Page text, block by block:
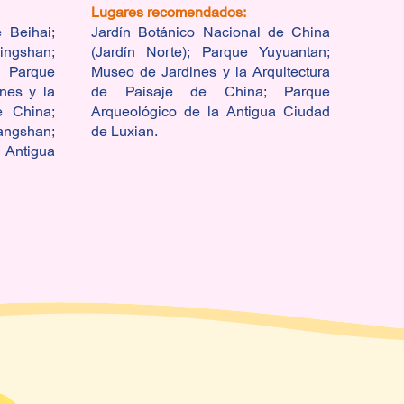
Beihai;
y la
China;
Lugares recomendados:
Jardín Botánico Nacional de China
(Jardín Norte); Parque Yuyuantan;
Museo de Jardines y la Arquitectura
de Paisaje de China; Parque
Arqueológico de la Antigua Ciudad
de Luxian.